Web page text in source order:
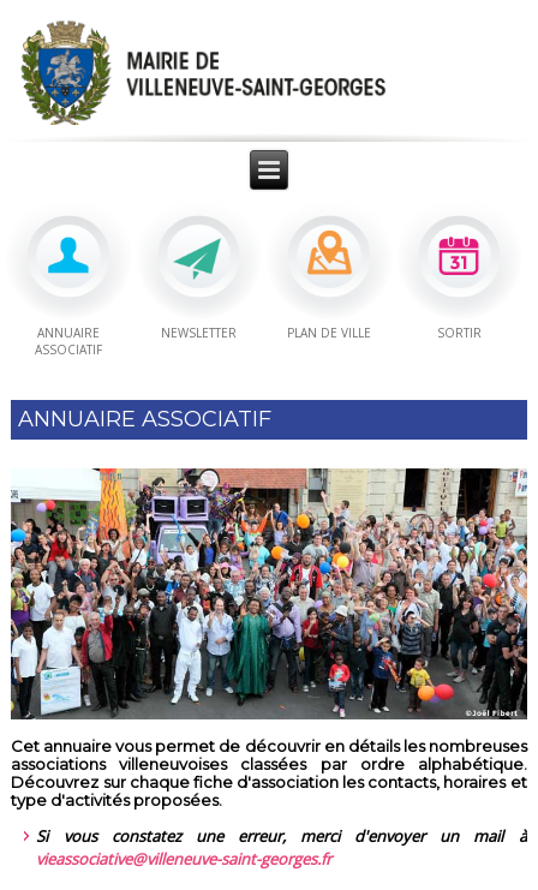
ANNUAIRE
ASSOCIATIF
NEWSLETTER PLAN DE VILLE SORTIR
ANNUAIRE ASSOCIATIF
Cet annuaire vous permet de découvrir en détails les nombreuses
associations villeneuvoises classées par ordre alphabétique.
Découvrez sur chaque fiche d'association les contacts, horaires et
type d'activités proposées.
Si vous constatez une erreur, merci d'envoyer un mail à
vieassociative@villeneuve-saint-georges.fr